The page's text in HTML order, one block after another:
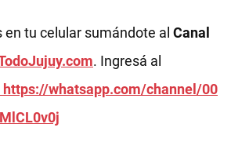
en tu celular sumándote al Canal
. Ingresá al
https://whatsapp.com/channel/00